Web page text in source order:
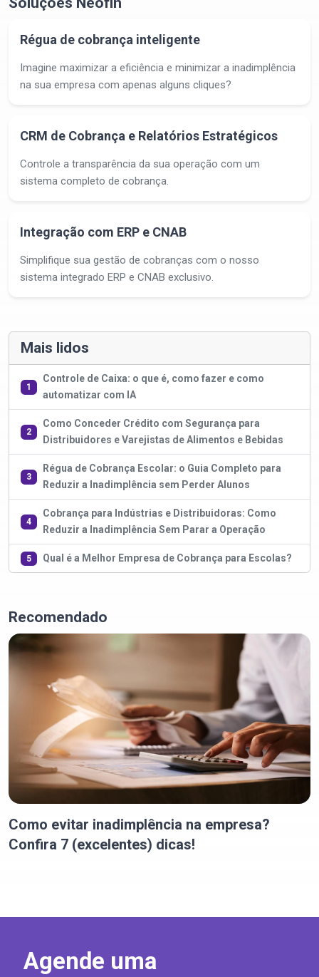
Régua de cobrança inteligente
Imagine maximizar a eficiência e minimizar a inadimplência
na sua empresa com apenas alguns cliques?
CRM de Cobrança e Relatórios Estratégicos
Controle a transparência da sua operação com um
sistema completo de cobrança.
Integração com ERP e CNAB
Simplifique sua gestão de cobranças com o nosso
sistema integrado ERP e CNAB exclusivo.
Mais lidos
1
Controle de Caixa: o que é, como fazer e como
automatizar com IA
2
Como Conceder Crédito com Segurança para
Distribuidores e Varejistas de Alimentos e Bebidas
3
Régua de Cobrança Escolar: o Guia Completo para
Reduzir a Inadimplência sem Perder Alunos
4
Cobrança para Indústrias e Distribuidoras: Como
Reduzir a Inadimplência Sem Parar a Operação
5 Qual é a Melhor Empresa de Cobrança para Escolas?
Recomendado
Como evitar inadimplência na empresa?
Confira 7 (excelentes) dicas!
Agende uma